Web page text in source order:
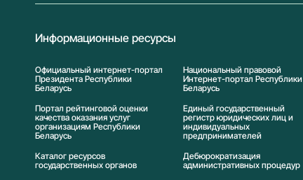
Информационные ресурсы
Официальный интернет-портал
Президента Республики
Беларусь
Национальный правовой
Интернет-портал Республики
Беларусь
Портал рейтинговой оценки
качества оказания услуг
организациям Республики
Беларусь
Единый государственный
регистр юридических лиц и
индивидуальных
предпринимателей
Каталог ресурсов
государственных органов
Дебюрократизация
административных процедур